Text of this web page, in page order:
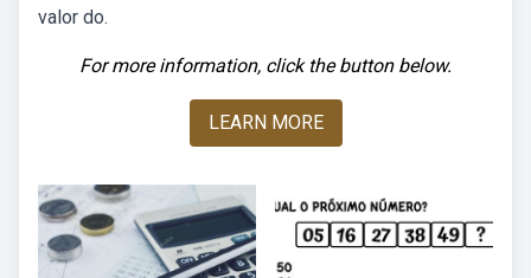
valor do.
For more information, click the button below.
LEARN MORE